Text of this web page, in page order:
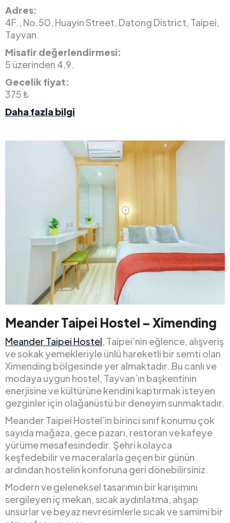
Adres:
4F., No.50, Huayin Street, Datong District, Taipei,
Tayvan.
Misafir değerlendirmesi:
5 üzerinden 4,9.
Gecelik fiyat:
375 ₺
Daha fazla bilgi
Meander Taipei Hostel – Ximending
Meander Taipei Hostel, Taipei’nin eğlence, alışveriş
ve sokak yemekleriyle ünlü hareketli bir semti olan
Ximending bölgesinde yer almaktadır. Bu canlı ve
modaya uygun hostel, Tayvan’ın başkentinin
enerjisine ve kültürüne kendini kaptırmak isteyen
gezginler için olağanüstü bir deneyim sunmaktadır.
Meander Taipei Hostel’in birinci sınıf konumu çok
sayıda mağaza, gece pazarı, restoran ve kafeye
yürüme mesafesindedir. Şehri kolayca
keşfedebilir ve maceralarla geçen bir günün
ardından hostelin konforuna geri dönebilirsiniz.
Modern ve geleneksel tasarımın bir karışımını
sergileyen iç mekan, sıcak aydınlatma, ahşap
unsurlar ve beyaz nevresimlerle sıcak ve samimi bir